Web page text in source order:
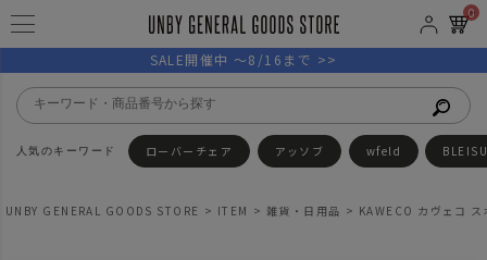
0
SALE開催中 ～8/16まで >>
ローバーチェア アッソブ wfeld
UNBY GENERAL GOODS STORE ITEM 雑貨・日用品 KAWECO カヴェコ